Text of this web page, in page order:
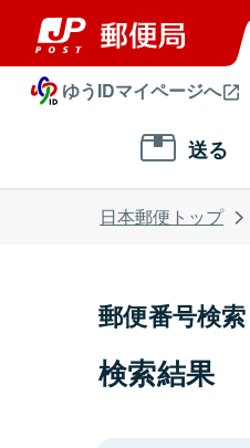
ゆうIDマイページへ
送る
日本郵便トップ
郵便番号検索
検索結果